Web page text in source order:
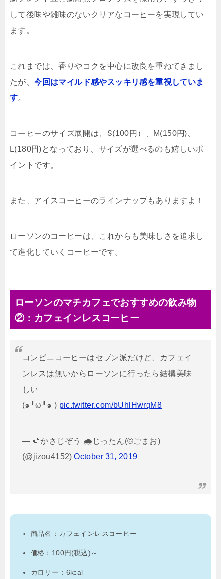
して後味や雑味のないクリアなコーヒーを実現してい
ます。
これまでは、香りやコクを中心に改良を重ねてきまし
たが、今回はマイルド感やスッキリ感を重視していま
す。
コーヒーのサイズ展開は、S(100円）、M(150円)、
L(180円)となっており、サイズが選べるのも嬉しいポ
イントです。
また、アイスコーヒーのラインナップもありますよ！
ローソンのコーヒーは、これからも美味しさを追求し
て進化していくコーヒーです。
ローソンのマチカフェでおすすめの飲み物
②：カフェインレスコーヒー
コンビニコーヒーはセブン派だけど、カフェイ
ンレスは無いからローソンに行ったら結構美味
しい
(๑╹ω╹๑ ) pic.twitter.com/bUhlHwrqM8
— 🌻かさじぞう 🌧じったん(©️ごまお)
(@jizou4152)October 31, 2019
商品名：カフェインレスコーヒー
価格：100円(税込)～
カロリー：6kcal